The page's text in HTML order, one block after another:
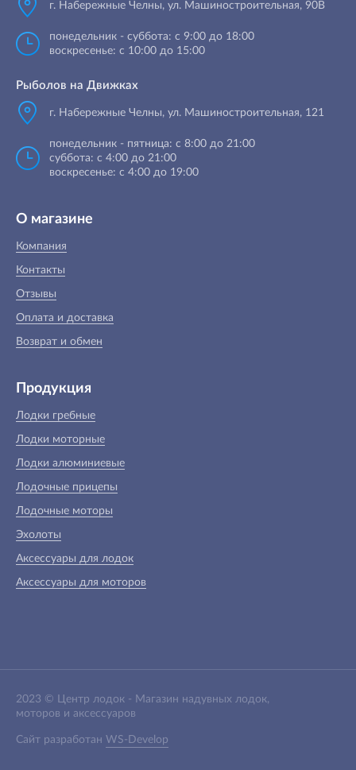
г. Набережные Челны, ул. Машиностроительная, 90B
понедельник - суббота: с 9:00 до 18:00
воскресенье: с 10:00 до 15:00
Рыболов на Движках
г. Набережные Челны, ул. Машиностроительная, 121
понедельник - пятница: с 8:00 до 21:00
суббота: с 4:00 до 21:00
воскресенье: с 4:00 до 19:00
О магазине
Компания
Контакты
Отзывы
Оплата и доставка
Возврат и обмен
Продукция
Лодки гребные
Лодки моторные
Лодки алюминиевые
Лодочные прицепы
Лодочные моторы
Эхолоты
Аксессуары для лодок
Аксессуары для моторов
2023 © Центр лодок - Магазин надувных лодок,
моторов и аксессуаров
Сайт разработан WS-Develop